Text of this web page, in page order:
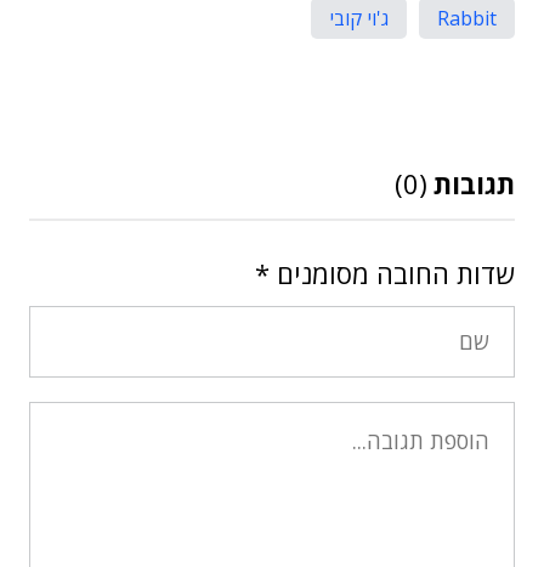
Rabbit
ג'וי קובי
תגובות (0)
שדות החובה מסומנים *